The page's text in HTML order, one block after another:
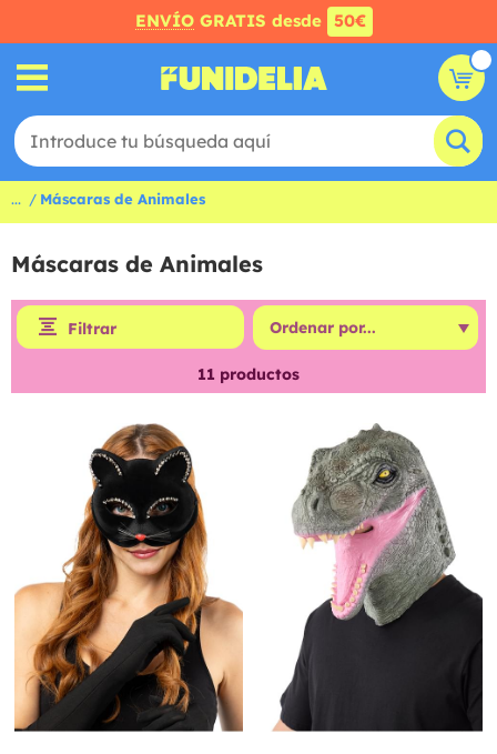
ENVÍO GRATIS desde 50€
... Máscaras de Animales
Máscaras de Animales
Filtrar
11 productos